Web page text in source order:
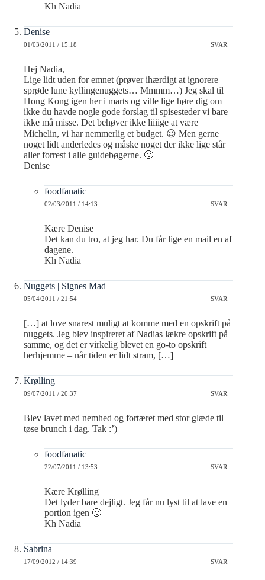
Kh Nadia
Denise
01/03/2011 / 15:18 SVAR
Hej Nadia,
Lige lidt uden for emnet (prøver ihærdigt at ignorere
sprøde lune kyllingenuggets… Mmmm…) Jeg skal til
Hong Kong igen her i marts og ville lige høre dig om
ikke du havde nogle gode forslag til spisesteder vi bare
ikke må misse. Det behøver ikke liiiige at være
Michelin, vi har nemmerlig et budget. 😉 Men gerne
noget lidt anderledes og måske noget der ikke lige står
aller forrest i alle guidebøgerne. 🙂
Denise
foodfanatic
02/03/2011 / 14:13 SVAR
Kære Denise
Det kan du tro, at jeg har. Du får lige en mail en af
dagene.
Kh Nadia
Nuggets | Signes Mad
05/04/2011 / 21:54 SVAR
[…] at love snarest muligt at komme med en opskrift på
nuggets. Jeg blev inspireret af Nadias lækre opskrift på
samme, og det er virkelig blevet en go-to opskrift
herhjemme – når tiden er lidt stram, […]
Krølling
09/07/2011 / 20:37 SVAR
Blev lavet med nemhed og fortæret med stor glæde til
tøse brunch i dag. Tak :’)
foodfanatic
22/07/2011 / 13:53 SVAR
Kære Krølling
Det lyder bare dejligt. Jeg får nu lyst til at lave en
portion igen 🙂
Kh Nadia
Sabrina
17/09/2012 / 14:39 SVAR